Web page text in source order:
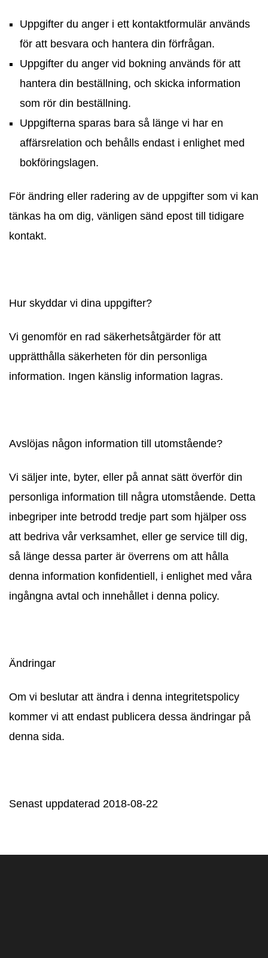
Uppgifter du anger i ett kontaktformulär används
för att besvara och hantera din förfrågan.
Uppgifter du anger vid bokning används för att
hantera din beställning, och skicka information
som rör din beställning.
Uppgifterna sparas bara så länge vi har en
affärsrelation och behålls endast i enlighet med
bokföringslagen.
För ändring eller radering av de uppgifter som vi kan
tänkas ha om dig, vänligen sänd epost till tidigare
kontakt.
Hur skyddar vi dina uppgifter?
Vi genomför en rad säkerhetsåtgärder för att
upprätthålla säkerheten för din personliga
information. Ingen känslig information lagras.
Avslöjas någon information till utomstående?
Vi säljer inte, byter, eller på annat sätt överför din
personliga information till några utomstående. Detta
inbegriper inte betrodd tredje part som hjälper oss
att bedriva vår verksamhet, eller ge service till dig,
så länge dessa parter är överrens om att hålla
denna information konfidentiell, i enlighet med våra
ingångna avtal och innehållet i denna policy.
Ändringar
Om vi beslutar att ändra i denna integritetspolicy
kommer vi att endast publicera dessa ändringar på
denna sida.
Senast uppdaterad 2018-08-22